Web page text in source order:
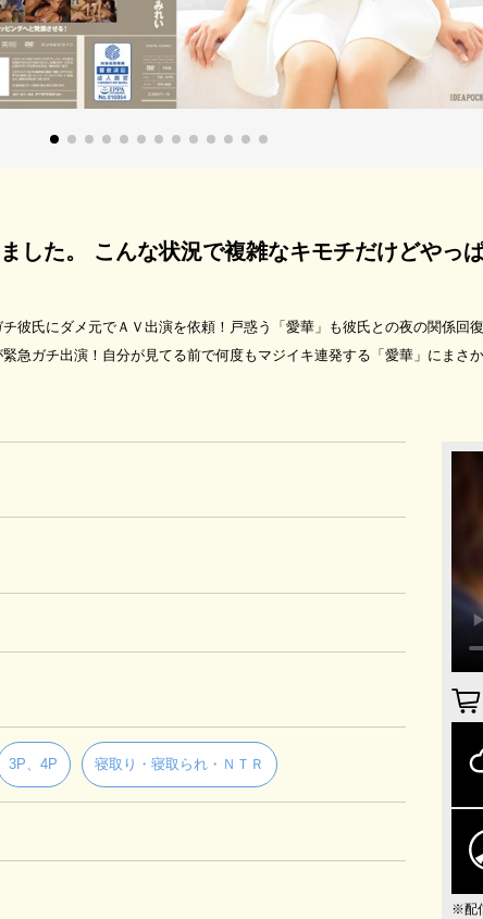
した。 こんな状況で複雑なキモチだけどやっ
彼氏にダメ元でＡＶ出演を依頼！戸惑う「愛華」も彼氏との夜の関係回
急ガチ出演！自分が見てる前で何度もマジイキ連発する「愛華」にまさ
3P、4P 寝取り・寝取られ・ＮＴＲ
※配